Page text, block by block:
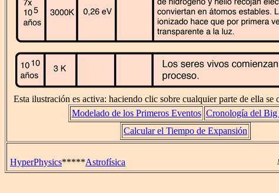
Esta ilustración es activa: haciendo clic sobre cualquier parte de ella se
Modelado de los Primeros Eventos Cronología del Big
Calcular el Tiempo de Expansión
HyperPhysics*****Astrofísica